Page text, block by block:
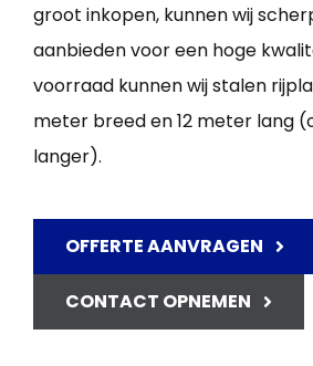
groot inkopen, kunnen wij
aanbieden voor een hoge
voorraad kunnen wij stalen
meter breed en 12 meter lang
langer).
OFFERTE AANVRAGEN
CONTACT OPNEMEN